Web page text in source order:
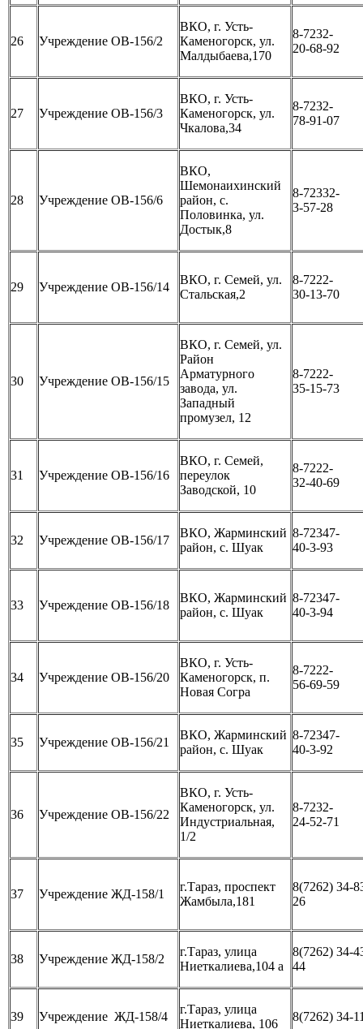
26 Учреждение ОВ-156/2
ВКО, г. Усть-
Каменогорск, ул.
Малдыбаева,170
8-7232-
20-68-92
27 Учреждение ОВ-156/3
ВКО, г. Усть-
Каменогорск, ул.
Чкалова,34
8-7232-
78-91-07
28 Учреждение ОВ-156/6
ВКО,
Шемонаихинский
район, с.
Половинка, ул.
Достык,8
8-72332-
3-57-28
29 Учреждение ОВ-156/14
ВКО, г. Семей, ул.
Стальская,2
8-7222-
30-13-70
30 Учреждение ОВ-156/15
ВКО, г. Семей, ул.
Район
Арматурного
завода, ул.
Западный
промузел, 12
8-7222-
35-15-73
31 Учреждение ОВ-156/16
ВКО, г. Семей,
переулок
Заводской, 10
8-7222-
32-40-69
32 Учреждение ОВ-156/17
ВКО, Жарминский
район, с. Шуак
8-72347-
40-3-93
33 Учреждение ОВ-156/18
ВКО, Жарминский
район, с. Шуак
8-72347-
40-3-94
34 Учреждение ОВ-156/20
ВКО, г. Усть-
Каменогорск, п.
Новая Согра
8-7222-
56-69-59
35 Учреждение ОВ-156/21
ВКО, Жарминский
район, с. Шуак
8-72347-
40-3-92
36 Учреждение ОВ-156/22
ВКО, г. Усть-
Каменогорск, ул.
Индустриальная,
1/2
8-7232-
24-52-71
37 Учреждение ЖД-158/1
г.Тараз, проспект
Жамбыла,181
8(7262) 34-
26
38 Учреждение ЖД-158/2
г.Тараз, улица
Ниеткалиева,104 а
8(7262) 34-
44
39 Учреждение ЖД-158/4
г.Тараз, улица
Ниеткалиева, 106
8(7262) 34-